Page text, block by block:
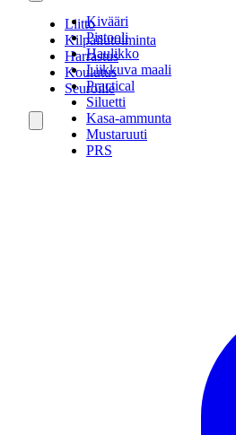
Kivääri
Pistooli
Haulikko
Liikkuva maali
Practical
Siluetti
Kasa-ammunta
Mustaruuti
PRS
Liitto
Kilpailutoiminta
Harrastus
Koulutus
Seuroille